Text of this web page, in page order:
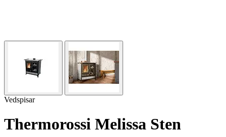
Vedspisar
Thermorossi Melissa Sten